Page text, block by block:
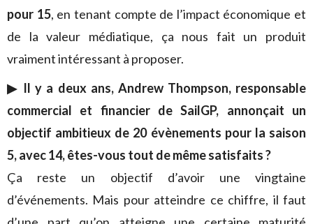
pour 15, en tenant compte de l’impact économique et
de la valeur médiatique, ça nous fait un produit
vraiment intéressant à proposer.
▶︎ Il y a deux ans, Andrew Thompson, responsable
commercial et financier de SailGP, annonçait un
objectif ambitieux de 20 évènements pour la saison
5, avec 14, êtes-vous tout de même satisfaits ?
Ça reste un objectif d’avoir une vingtaine
d’événements. Mais pour atteindre ce chiffre, il faut